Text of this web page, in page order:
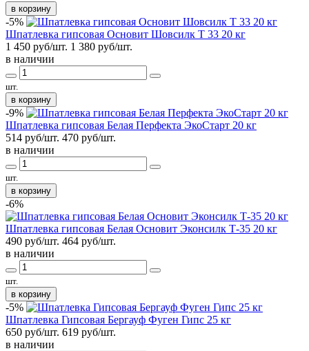
в корзину
-5%
Шпатлевка гипсовая Основит Шовсилк Т 33 20 кг
1 450 руб/шт. 1 380 руб/шт.
в наличии
шт.
в корзину
-9%
Шпатлевка гипсовая Белая Перфекта ЭкоСтарт 20 кг
514 руб/шт. 470 руб/шт.
в наличии
шт.
в корзину
-6%
Шпатлевка гипсовая Белая Основит Эконсилк Т-35 20 кг
490 руб/шт. 464 руб/шт.
в наличии
шт.
в корзину
-5%
Шпатлевка Гипсовая Бергауф Фуген Гипс 25 кг
650 руб/шт. 619 руб/шт.
в наличии